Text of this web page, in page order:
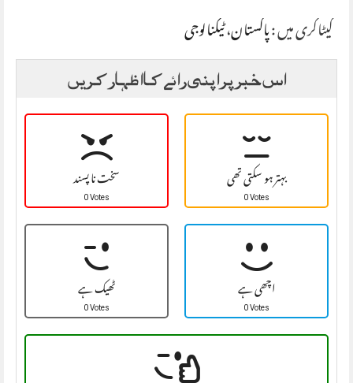
کیٹاگری میں :پاکستان،ٹیکنالوجی
اس خبر پر اپنی رائے کا اظہار کریں
سخت نا پسند
0 Votes بہتر ہو سکتی تھی
0 Votes
ٹھیک ہے
0 Votes اچھی ہے
0 Votes